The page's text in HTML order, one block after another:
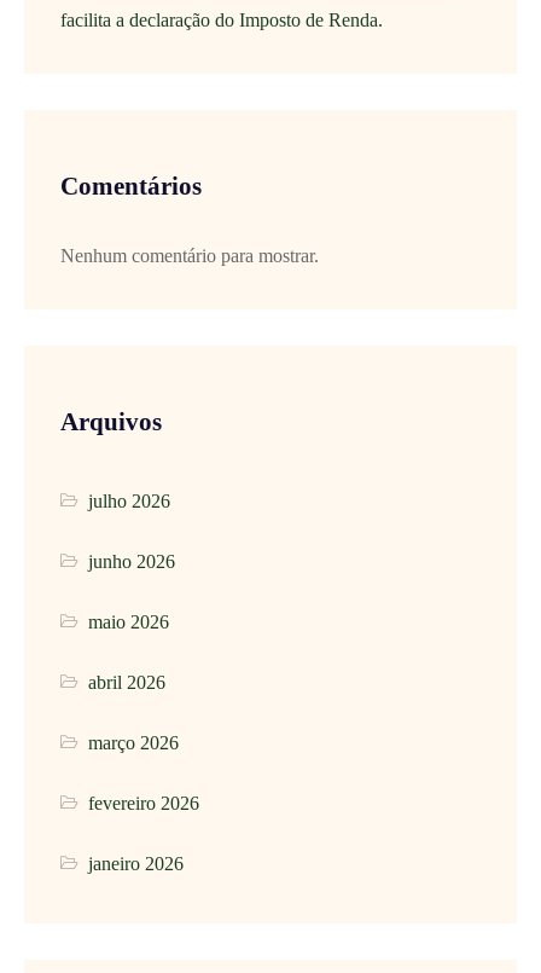
facilita a declaração do Imposto de Renda.
Comentários
Nenhum comentário para mostrar.
Arquivos
julho 2026
junho 2026
maio 2026
abril 2026
março 2026
fevereiro 2026
janeiro 2026